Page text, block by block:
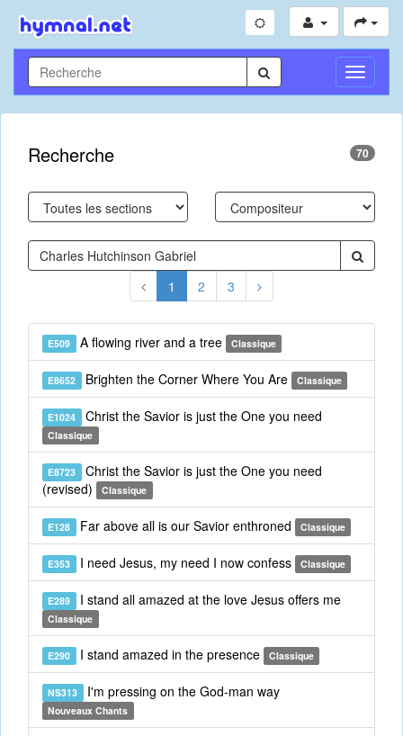
Toggle
Recherche 70
1 2 3
E509 A flowing river and a tree Classique
E8652 Brighten the Corner Where You Are Classique
E1024 Christ the Savior is just the One you need
Classique
E8723 Christ the Savior is just the One you need
(revised)
Classique
E128 Far above all is our Savior enthroned Classique
E353 I need Jesus, my need I now confess Classique
E289 I stand all amazed at the love Jesus offers me
Classique
E290 I stand amazed in the presence Classique
NS313 I'm pressing on the God-man way
Nouveaux Chants